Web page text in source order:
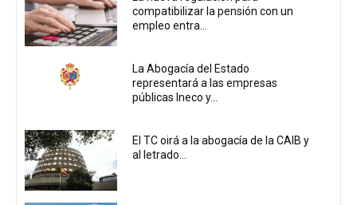
compatibilizar la pensión con un
empleo entra...
La Abogacía del Estado
representará a las empresas
públicas Ineco y...
El TC oirá a la abogacía de la CAIB y
al letrado...